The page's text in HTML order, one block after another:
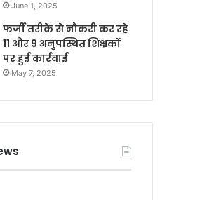
June 1, 2025
फर्जी तरीके से नौकरी कर रहे
11 और 9 अनुपस्थित शिक्षकों
पर हुई कार्रवाई
May 7, 2025